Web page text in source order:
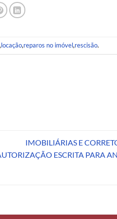
,locação,reparos no imóvel,rescisão.
IMOBILIÁRIAS E
ESCRITA PARA